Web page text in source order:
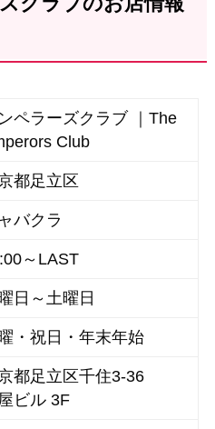
ペラーズクラブ ｜The
Club
都足立区
バクラ
～LAST
日～土曜日
・祝日・年末年始
都足立区千住3-36
ビル 3F